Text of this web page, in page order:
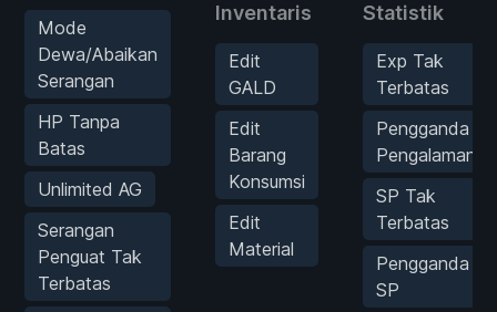
Mode
Dewa/Abaikan
Serangan
HP Tanpa
Batas
Unlimited AG
Serangan
Penguat Tak
Terbatas
Inventaris
Edit
GALD
Edit
Barang
Konsumsi
Edit
Material
Statistik
Exp Tak
Terbatas
Pengganda
Pengalaman
SP Tak
Terbatas
Pengganda
SP